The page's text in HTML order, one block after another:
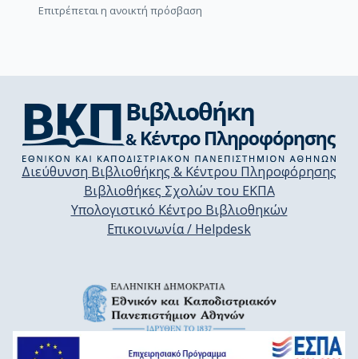
Επιτρέπεται η ανοικτή πρόσβαση
Διεύθυνση Βιβλιοθήκης & Κέντρου Πληροφόρησης
Βιβλιοθήκες Σχολών του ΕΚΠΑ
Υπολογιστικό Κέντρο Βιβλιοθηκών
Επικοινωνία / Helpdesk